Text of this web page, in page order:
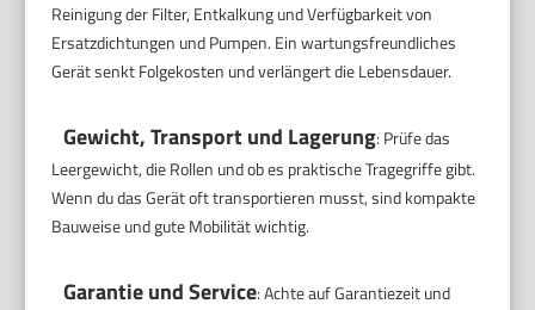
Reinigung der Filter, Entkalkung und Verfügbarkeit von
Ersatzdichtungen und Pumpen. Ein wartungsfreundliches
Gerät senkt Folgekosten und verlängert die Lebensdauer.
Gewicht, Transport und Lagerung: Prüfe das
Leergewicht, die Rollen und ob es praktische Tragegriffe gibt.
Wenn du das Gerät oft transportieren musst, sind kompakte
Bauweise und gute Mobilität wichtig.
Garantie und Service: Achte auf Garantiezeit und